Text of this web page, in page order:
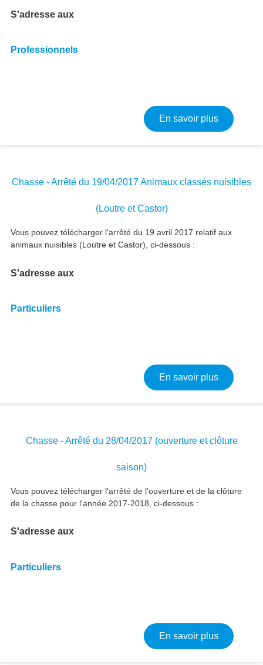
S'adresse aux
Professionnels
En savoir plussur
Chasse - Arrêté du 19/04/2017 Animaux classés nuisibles
(Loutre et Castor)
Vous pouvez télécharger l'arrêté du 19 avril 2017 relatif aux
animaux nuisibles (Loutre et Castor), ci-dessous :
S'adresse aux
Particuliers
En savoir plussur
Chasse - Arrêté du 28/04/2017 (ouverture et clôture
saison)
Vous pouvez télécharger l'arrêté de l'ouverture et de la clôture
de la chasse pour l'année 2017-2018, ci-dessous :
S'adresse aux
Particuliers
En savoir plussur